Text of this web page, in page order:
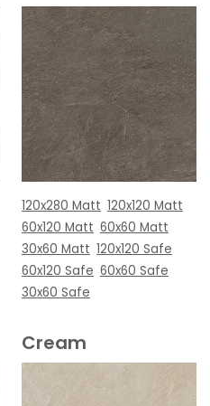
120x280 Matt 120x120 Matt
60x120 Matt 60x60 Matt
30x60 Matt 120x120 Safe
60x120 Safe 60x60 Safe
30x60 Safe
Cream